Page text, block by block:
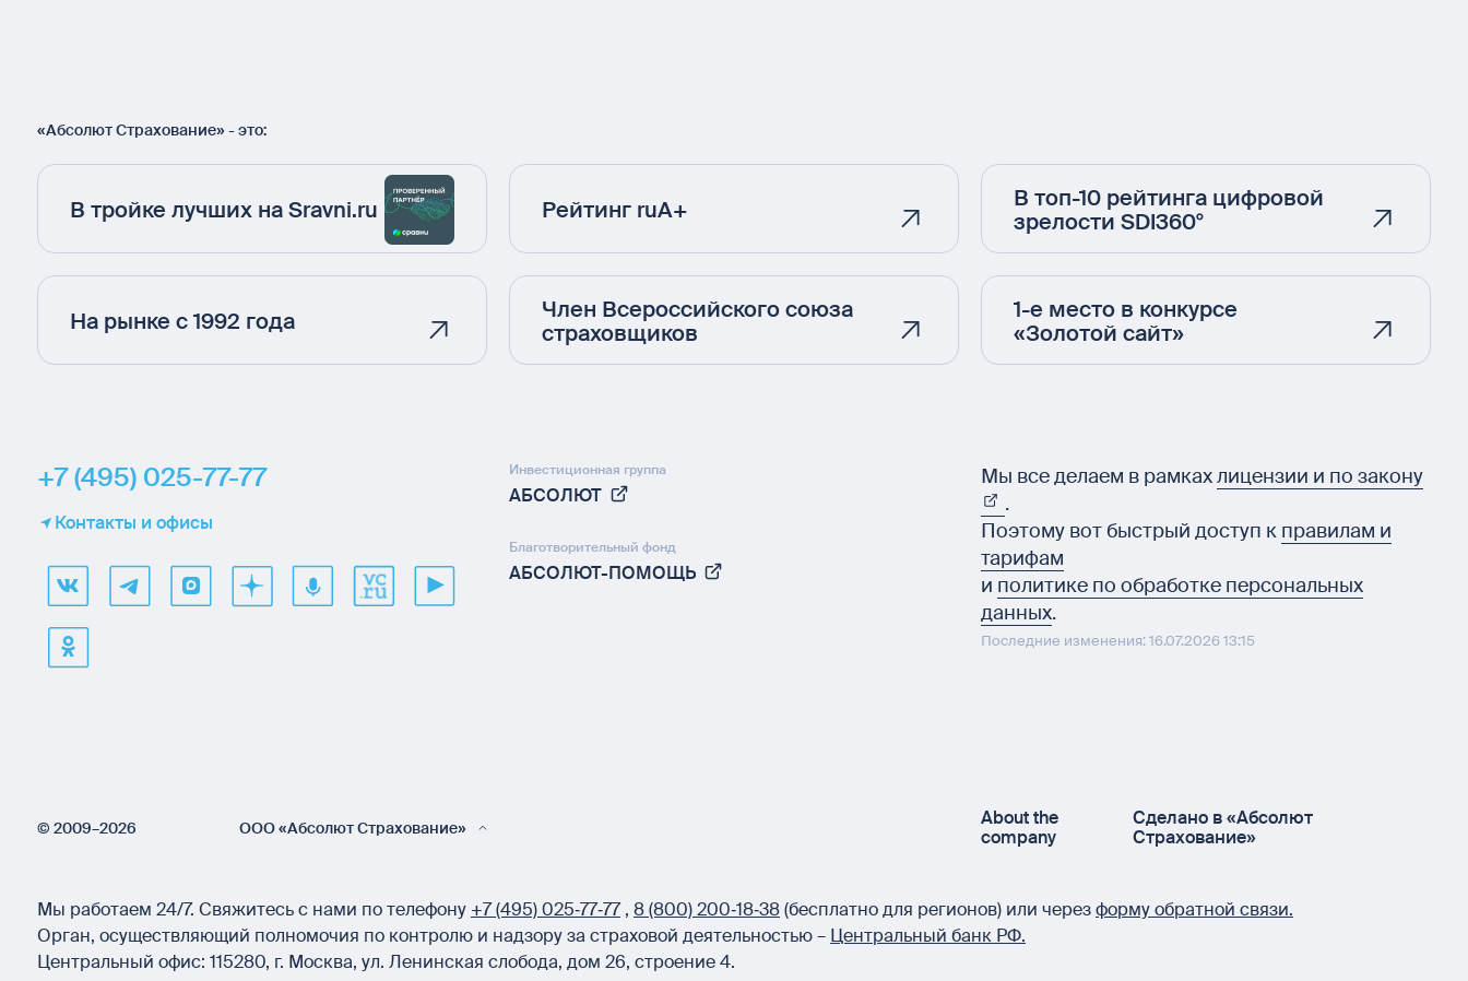
«Абсолют Страхование» - это:
В тройке лучших на Sravni.ru
На рынке с 1992 года
Рейтинг ruA+
Член Всероссийского союза
страховщиков
В топ-10 рейтинга цифровой
зрелости SDI360°
1-е место в конкурсе
«Золотой сайт»
+7 (495) 025-77-77
Контакты и офисы
Инвестиционная группа
АБСОЛЮТ
Благотворительный фонд
АБСОЛЮТ-ПОМОЩЬ
Мы все делаем в рамкахлицензии и по закону
.
Поэтому вот быстрый доступ к правилам и
тарифам
и политике по обработке персональных
данных.
Последние изменения: 16.07.2026 13:15
© 2009–2026 ООО «Абсолют Страхование»
About the
company
Сделано в «Абсолют
Страхование»
Мы работаем 24/7. Свяжитесь с нами по телефону +7 (495) 025‑77‑77 , 8 (800) 200‑18‑38(бесплатно для регионов) или черезформу обратной связи.
Орган, осуществляющий полномочия по контролю и надзору за страховой деятельностью – Центральный банк РФ.
Центральный офис: 115280, г. Москва, ул. Ленинская слобода, дом 26, строение 4.